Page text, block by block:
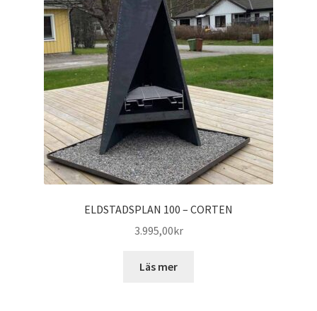
ELDSTADSPLAN 100 – CORTEN
3.995,00kr
Läs mer